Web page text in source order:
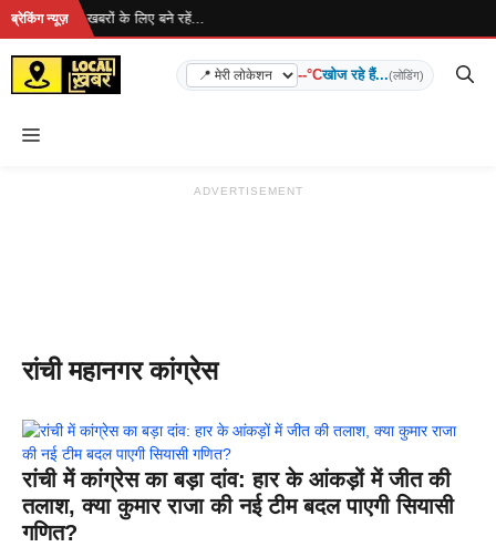
Skip
content
ब्रेकिंग न्यूज़
रहा है... ताज़ा खबरों के लिए बने रहें...
--°Cखोज रहे हैं...(लोडिंग)
Menu
ADVERTISEMENT
रांची महानगर कांग्रेस
रांची में कांग्रेस का बड़ा दांव: हार के आंकड़ों में जीत की
तलाश, क्या कुमार राजा की नई टीम बदल पाएगी सियासी
गणित?